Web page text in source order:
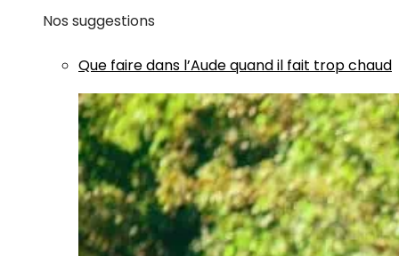
Nos suggestions
Que faire dans l’Aude quand il fait trop chaud